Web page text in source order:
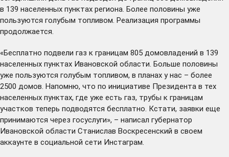
в 139 населенных пунктах региона. Более половины уже
пользуются голубым топливом. Реализация программы
продолжается.
«Бесплатно подвели газ к границам 805 домовладений в 139
населенных пунктах Ивановской области. Больше половины
уже пользуются голубым топливом, в планах у нас – более
2500 домов. Напомню, что по инициативе Президента в тех
населенных пунктах, где уже есть газ, трубы к границам
участков теперь подводятся бесплатно. Кстати, заявки еще
принимаются через госуслуги», – написал губернатор
Ивановской области Станислав Воскресенский в своем
аккаунте в социальной сети Инстаграм.